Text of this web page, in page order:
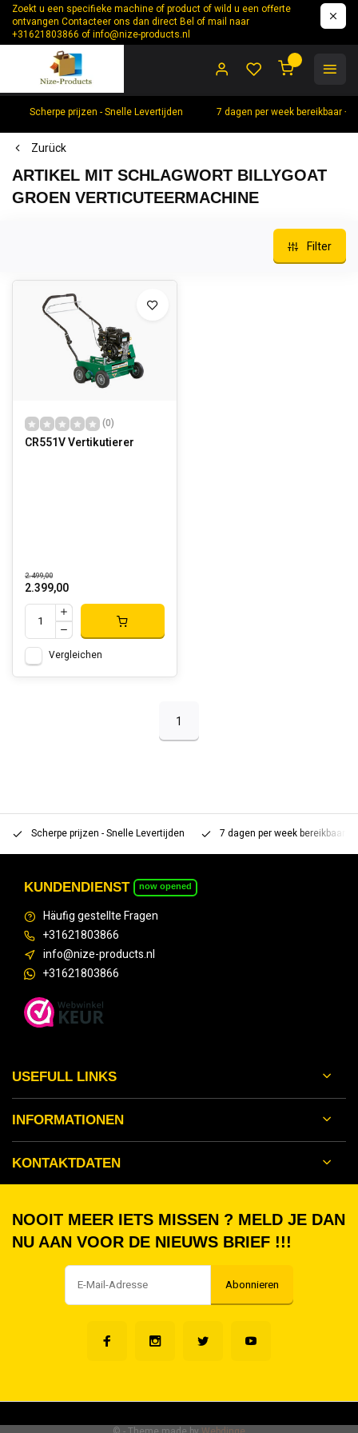
Zoekt u een specifieke machine of product of wild u een offerte
ontvangen Contacteer ons dan direct Bel of mail naar
+31621803866 ofinfo@nize-products.nl
Scherpe prijzen - Snelle Levertijden 7 dagen per week bereikbaar
Zurück
ARTIKEL MIT SCHLAGWORT BILLYGOAT
GROEN VERTICUTEERMACHINE
Filter
(0)
CR551V Vertikutierer
2.499,00
2.399,00
Vergleichen
1
Scherpe prijzen - Snelle Levertijden 7 dagen per week bereikbaar
KUNDENDIENST now opened
Häufig gestellte Fragen
+31621803866
info@nize-products.nl
+31621803866
USEFULL LINKS
INFORMATIONEN
KONTAKTDATEN
NOOIT MEER IETS MISSEN ? MELD JE DAN
NU AAN VOOR DE NIEUWS BRIEF !!!
Abonnieren